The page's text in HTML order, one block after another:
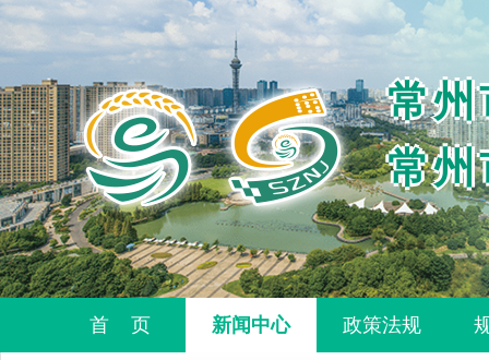
常
常
首 页 新闻中心 政策法规